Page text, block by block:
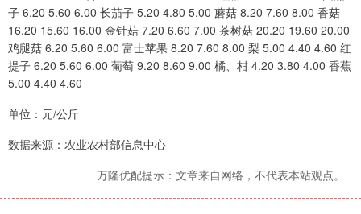
子 6.20 5.60 6.00 长茄子 5.20 4.80 5.00 蘑菇 8.20 7.60 8.00 香菇
16.20 15.60 16.00 金针菇 7.20 6.60 7.00 茶树菇 20.20 19.60 20.00
鸡腿菇 6.20 5.60 6.00 富士苹果 8.20 7.60 8.00 梨 5.00 4.40 4.60 红
提子 6.20 5.60 6.00 葡萄 9.20 8.60 9.00 橘、柑 4.20 3.80 4.00 香蕉
5.00 4.40 4.60
单位：元/公斤
数据来源：农业农村部信息中心
万隆优配提示：文章来自网络，不代表本站观点。